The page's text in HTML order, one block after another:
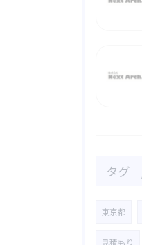
タグ
東京都
見積もり